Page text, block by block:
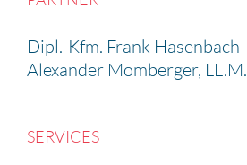
Dipl.-Kfm. Frank Hasen­bach
Alexander Momberger, LL.M.
SERVICES